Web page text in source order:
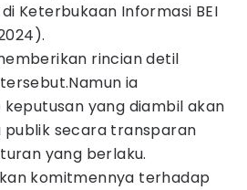
Keterbukaan Informasi BEI
rincian detil
ia
yang diambil akan
publik secara transparan
yang berlaku.
komitmennya terhadap